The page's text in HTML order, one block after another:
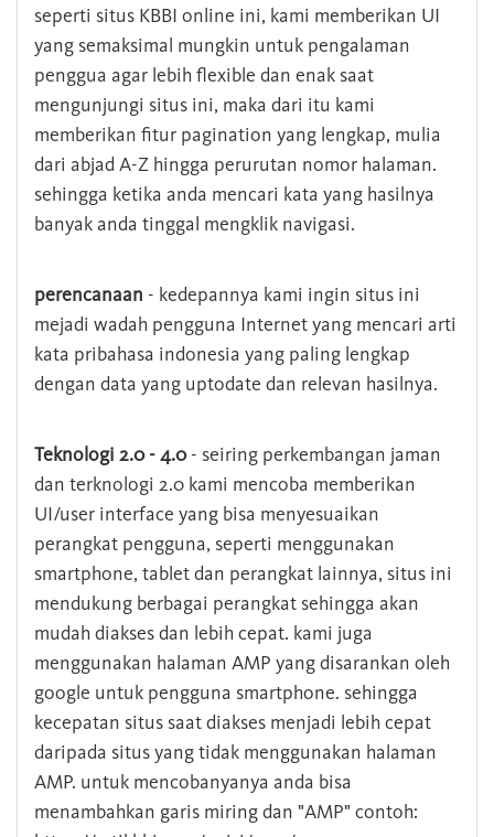
seperti situs KBBI online ini, kami memberikan UI
yang semaksimal mungkin untuk pengalaman
penggua agar lebih flexible dan enak saat
mengunjungi situs ini, maka dari itu kami
memberikan fitur pagination yang lengkap, mulia
dari abjad A-Z hingga perurutan nomor halaman.
sehingga ketika anda mencari kata yang hasilnya
banyak anda tinggal mengklik navigasi.
perencanaan - kedepannya kami ingin situs ini
mejadi wadah pengguna Internet yang mencari arti
kata pribahasa indonesia yang paling lengkap
dengan data yang uptodate dan relevan hasilnya.
Teknologi 2.0 - 4.0- seiring perkembangan jaman
dan terknologi 2.0 kami mencoba memberikan
UI/user interface yang bisa menyesuaikan
perangkat pengguna, seperti menggunakan
smartphone, tablet dan perangkat lainnya, situs ini
mendukung berbagai perangkat sehingga akan
mudah diakses dan lebih cepat. kami juga
menggunakan halaman AMP yang disarankan oleh
google untuk pengguna smartphone. sehingga
kecepatan situs saat diakses menjadi lebih cepat
daripada situs yang tidak menggunakan halaman
AMP. untuk mencobanyanya anda bisa
menambahkan garis miring dan "AMP" contoh: